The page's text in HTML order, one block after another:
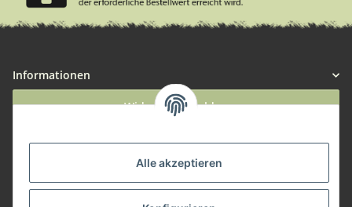
Alle akzeptieren
Informationen
Widerruf anmelden